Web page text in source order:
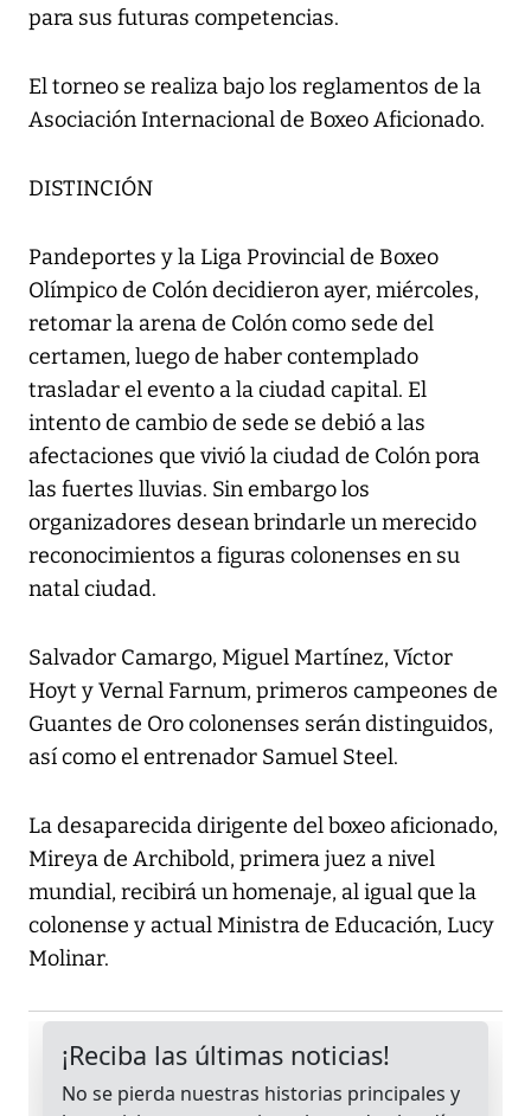
para sus futuras competencias.
El torneo se realiza bajo los reglamentos de la
Asociación Internacional de Boxeo Aficionado.
DISTINCIÓN
Pandeportes y la Liga Provincial de Boxeo
Olímpico de Colón decidieron ayer, miércoles,
retomar la arena de Colón como sede del
certamen, luego de haber contemplado
trasladar el evento a la ciudad capital. El
intento de cambio de sede se debió a las
afectaciones que vivió la ciudad de Colón pora
las fuertes lluvias. Sin embargo los
organizadores desean brindarle un merecido
reconocimientos a figuras colonenses en su
natal ciudad.
Salvador Camargo, Miguel Martínez, Víctor
Hoyt y Vernal Farnum, primeros campeones de
Guantes de Oro colonenses serán distinguidos,
así como el entrenador Samuel Steel.
La desaparecida dirigente del boxeo aficionado,
Mireya de Archibold, primera juez a nivel
mundial, recibirá un homenaje, al igual que la
colonense y actual Ministra de Educación, Lucy
Molinar.